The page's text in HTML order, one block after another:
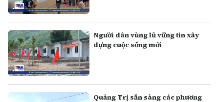
Người dân vùng lũ vững tin xây
dựng cuộc sống mới
Quảng Trị sẵn sàng các phương